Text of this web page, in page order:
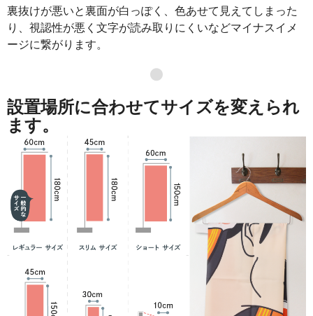
裏抜けが悪いと裏面が白っぽく、色あせて見えてしまった
り、視認性が悪く文字が読み取りにくいなどマイナスイメ
ージに繋がります。
●
設置場所に合わせてサイズを変えられ
ます。